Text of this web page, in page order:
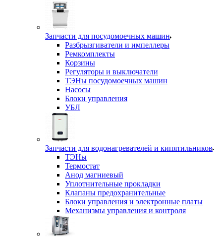
Запчасти для посудомоечных машин
Разбрызгиватели и импеллеры
Ремкомплекты
Корзины
Регуляторы и выключатели
ТЭНы посудомоечных машин
Насосы
Блоки управления
УБЛ
Запчасти для водонагревателей и кипятильников
ТЭНы
Термостат
Анод магниевый
Уплотнительные прокладки
Клапаны предохранительные
Блоки управления и электронные платы
Механизмы управления и контроля